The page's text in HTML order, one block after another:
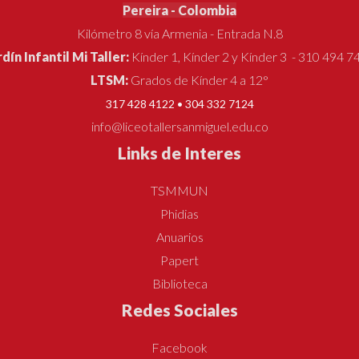
Pereira - Colombia
Kilómetro 8 vía Armenia - Entrada N.8
Infantil Mi Taller: Kínder 1, Kínder 2 y Kínder 3 - 310 494
LTSM: Grados de Kínder 4 a 12°
317 428 4122 • 304 332 7124
info@liceotallersanmiguel.edu.co
Links de Interes
TSMMUN
Phidias
Anuarios
Papert
Biblioteca
Redes Sociales
Facebook